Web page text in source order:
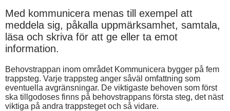
Med kommunicera menas till exempel att
meddela sig, påkalla uppmärksamhet, samtala,
läsa och skriva för att ge eller ta emot
information.
Behovstrappan inom området Kommunicera bygger på fem
trappsteg. Varje trappsteg anger såväl omfattning som
eventuella avgränsningar. De viktigaste behoven som först
ska tillgodoses finns på behovstrappans första steg, det näst
viktiga på andra trappsteget och så vidare.